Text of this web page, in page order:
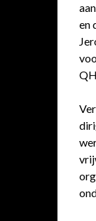
en